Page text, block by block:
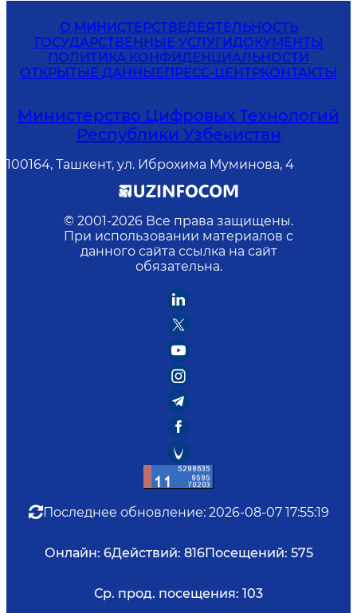
О МИНИСТЕРСТВЕДЕЯТЕЛЬНОСТЬ
ГОСУДАРСТВЕННЫЕ УСЛУГИДОКУМЕНТЫ
ПОЛИТИКА КОНФИДЕНЦИАЛЬНОСТИ
ОТКРЫТЫЕ ДАННЫЕПРЕСС-ЦЕНТРКОНТАКТЫ
Министерство Цифровых Технологий
Республики Узбекистан
100164, Ташкент, ул. Иброхима Муминова, 4
© 2001-2026 Все права защищены.
При использовании материалов с
данного сайта ссылка на сайт
обязательна.
Последнее обновление: 2026-08-07 17:55:19
Онлайн: 6Действий: 816Посещений: 575
Ср. прод. посещения: 103